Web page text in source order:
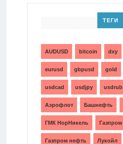
ТЕГИ
AUDUSD bitcoin dxy
eurusd gbpusd gold
usdcad usdjpy usdrub
Аэрофлот Башнефть
ГМК НорНикель Газпром
Газпром нефть Лукойл